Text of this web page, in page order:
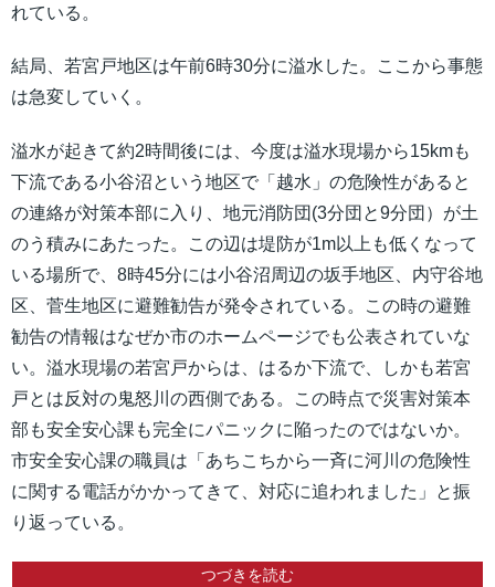
れている。
結局、若宮戸地区は午前6時30分に溢水した。ここから事態
は急変していく。
溢水が起きて約2時間後には、今度は溢水現場から15kmも
下流である小谷沼という地区で「越水」の危険性があると
の連絡が対策本部に入り、地元消防団(3分団と9分団）が土
のう積みにあたった。この辺は堤防が1m以上も低くなって
いる場所で、8時45分には小谷沼周辺の坂手地区、内守谷地
区、菅生地区に避難勧告が発令されている。この時の避難
勧告の情報はなぜか市のホームページでも公表されていな
い。溢水現場の若宮戸からは、はるか下流で、しかも若宮
戸とは反対の鬼怒川の西側である。この時点で災害対策本
部も安全安心課も完全にパニックに陥ったのではないか。
市安全安心課の職員は「あちこちから一斉に河川の危険性
に関する電話がかかってきて、対応に追われました」と振
り返っている。
つづきを読む